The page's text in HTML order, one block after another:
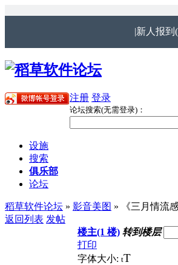
|新人报到
注册 登录
论坛搜索(无需登录)：
设施
搜索
俱乐部
论坛
稻草软件论坛 » 影音美图 » 《三月情流
返回列表 发帖
楼主(1 楼) 转到楼层
打印
字体大小: tT